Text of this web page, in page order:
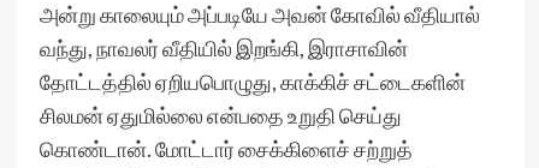
அன்று காலையும் அப்படியே அவன் கோவில் வீதியால்
வந்து, நாவலர் வீதியில் இறங்கி, இராசாவின்
தோட்டத்தில் ஏறியபொழுது, காக்கிச் சட்டைகளின்
சிலமன் ஏதுமில்லை என்பதை உறுதி செய்து
கொண்டான். மோட்டார் சைக்கிளைச் சற்றுத்